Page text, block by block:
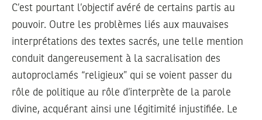
C’est pourtant l’objectif avéré de certains partis au
pouvoir. Outre les problèmes liés aux mauvaises
interprétations des textes sacrés, une telle mention
conduit dangereusement à la sacralisation des
autoproclamés “religieux” qui se voient passer du
rôle de politique au rôle d’interprète de la parole
divine, acquérant ainsi une légitimité injustifiée. Le